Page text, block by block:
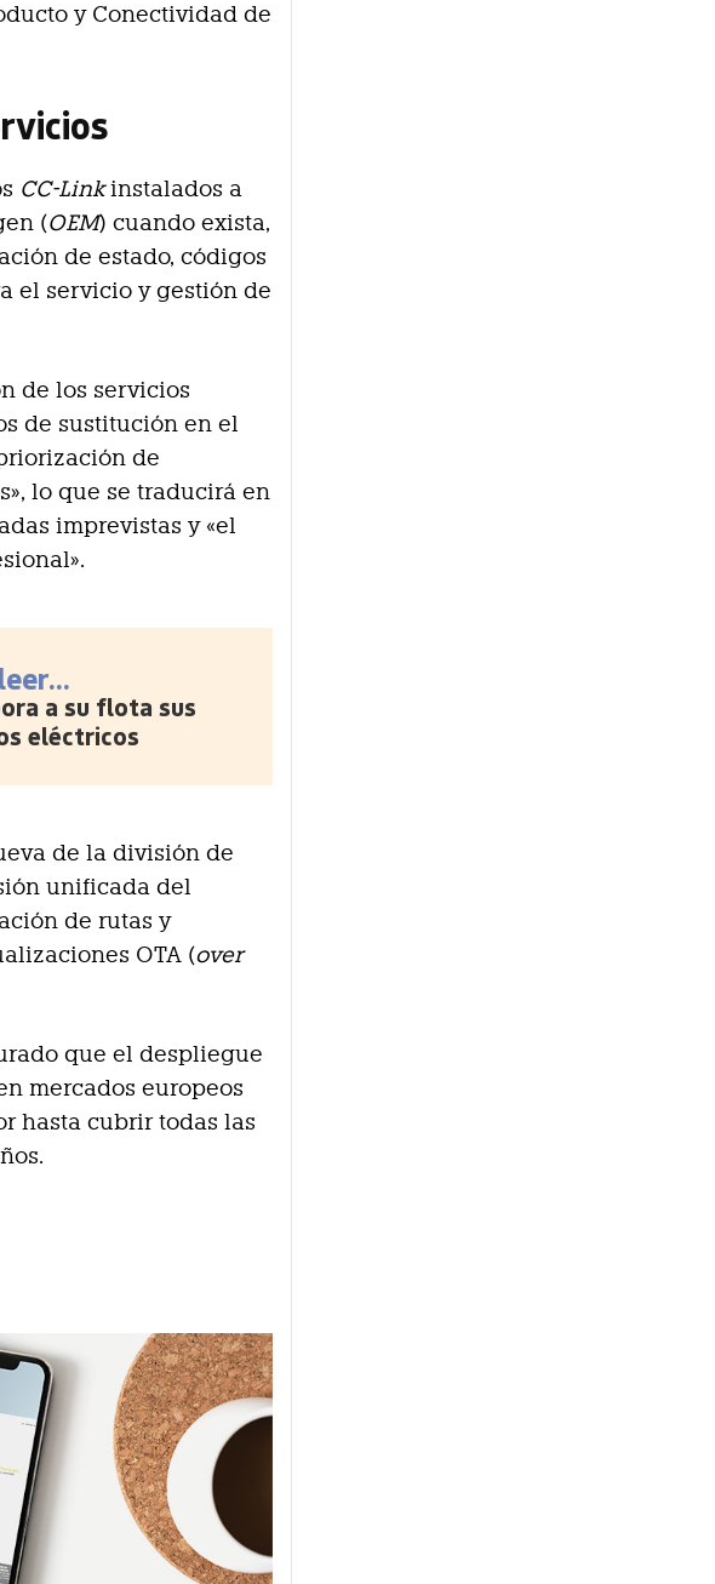
y Conectividad de
CC-Linkinstalados a
(OEM) cuando exista,
de estado, códigos
el servicio y gestión de
de los servicios
de sustitución en el
de
lo que se traducirá en
imprevistas y «el
a su flota sus
eléctricos
de la división de
unificada del
de rutas y
OTA (over
que el despliegue
mercados europeos
hasta cubrir todas las